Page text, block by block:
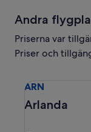
Andra
Priserna var
Priser och
ARN
Arlanda